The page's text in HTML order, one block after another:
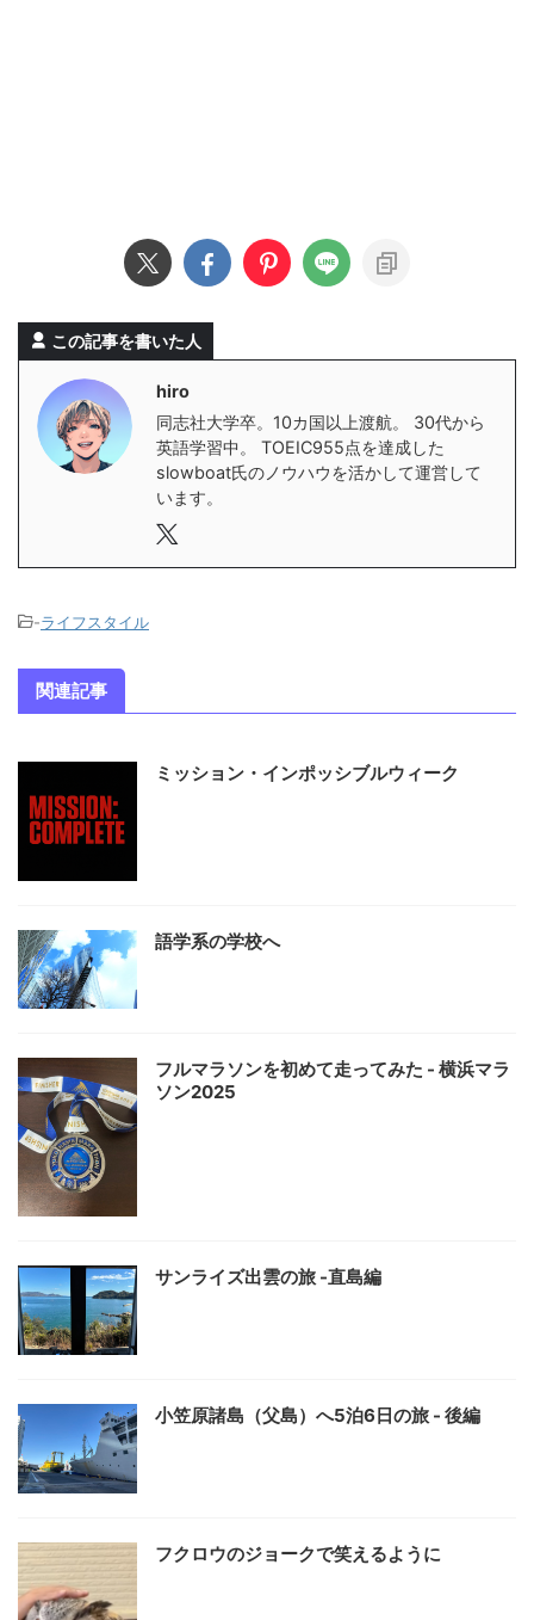
この記事を書いた人
hiro
同志社大学卒。10カ国以上渡航。 30代から
英語学習中。 TOEIC955点を達成した
slowboat氏のノウハウを活かして運営して
います。
-ライフスタイル
関連記事
ミッション・インポッシブルウィーク
語学系の学校へ
フルマラソンを初めて走ってみた - 横浜マラ
ソン2025
サンライズ出雲の旅 -直島編
小笠原諸島（父島）へ5泊6日の旅 - 後編
フクロウのジョークで笑えるように